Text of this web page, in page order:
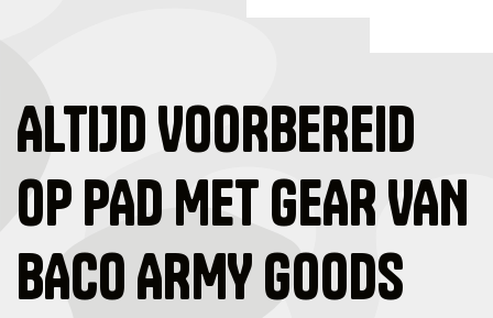
ALTIJD VOORBEREID
OP PAD MET GEAR VAN
BACO ARMY GOODS